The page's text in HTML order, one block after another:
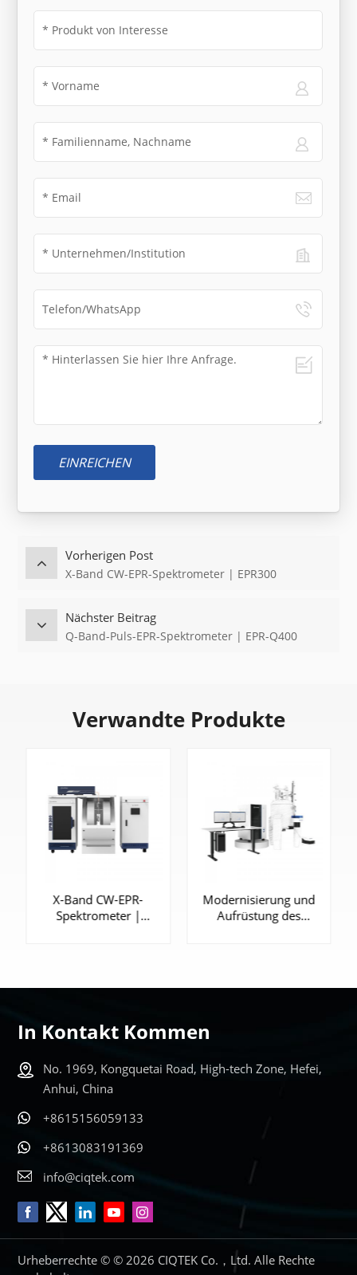
EINREICHEN
Vorherigen Post
X-Band CW-EPR-Spektrometer | EPR300
Nächster Beitrag
Q-Band-Puls-EPR-Spektrometer | EPR-Q400
Verwandte Produkte
X-Band CW-EPR-
Spektrometer |
SIE MEHR
Modernisierung und
Aufrüstung des
In Kontakt Kommen
No. 1969, Kongquetai Road, High-tech Zone, Hefei,
Anhui, China
+8615156059133
+8613083191369
info@ciqtek.com
Urheberrechte © © 2026 CIQTEK Co.，Ltd. Alle Rechte